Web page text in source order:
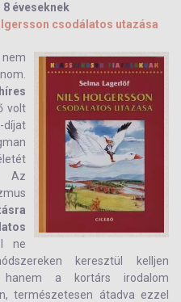
csodálatos utazása
volt
díjat
Az
ne
keresztül kelljen
hanem a kortárs irodalom
természetesen átadva ezzel